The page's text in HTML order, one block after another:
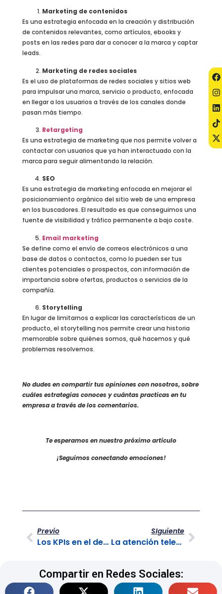
Marketing de contenidos
Es una estrategia enfocada en la creación y distribución
de contenidos relevantes, como artículos, ebooks y
posts en las redes para dar a conocer a la marca y captar
leads.
Marketing de redes sociales
Es el uso de plataformas de redes sociales y sitios web
para impulsar una marca, servicio o producto, enfocada
en llegar a los usuarios a través de los canales donde
pasan más tiempo.
Retargeting
Es una estrategia de marketing que nos permite volver a
contactar con usuarios que ya han interactuado con la
marca para seguir alimentando la relación.
SEO
Es una estrategia de marketing enfocada en mejorar el
posicionamiento orgánico del sitio web de una empresa
en los buscadores. El resultado es que conseguimos una
fuente de visibilidad y tráfico permanente a bajo coste.
Email marketing
Se define como el envío de correos electrónicos a una
base de datos o contactos, como lo pueden ser tus
clientes potenciales o prospectos, con información de
importancia sobre ofertas, productos o servicios de la
compañía.
Storytelling
En lugar de limitarnos a explicar las características de un
producto, el storytelling nos permite crear una historia
memorable sobre quiénes somos, qué hacemos y qué
problemas resolvemos.
No dudes en compartir tus opiniones con nosotros, sobre
cuáles estrategias conoces y cuántas practicas en tu
empresa a través de los comentarios.
Te esperamos en nuestro próximo artículo
¡Seguimos conectando emociones!
Previo
Los KPIs en el desarrollo del Marketing Digital
SIguiente
La atención telefónica como mecanismo de fidelización
Compartir en Redes Sociales: